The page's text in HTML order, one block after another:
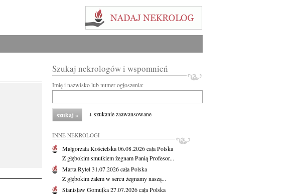
Szukaj nekrologów i wspomnień
Imię i nazwisko lub numer ogłoszenia:
+ szukanie zaawansowane
INNE NEKROLOGI
Małgorzata Kościelska06.08.2026cała Polska
Z głębokim smutkiem żegnam Panią Profesor...
Marta Rytel31.07.2026cała Polska
Z głębokim żalem w sercu żegnamy naszą...
Stanisław Gomułka27.07.2026cała Polska